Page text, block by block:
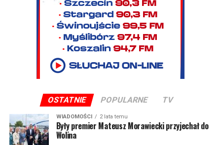
OSTATNIE POPULARNE TV
WIADOMOŚCI 2 lata temu
Były premier Mateusz Morawiecki przyjechał do
Wolina